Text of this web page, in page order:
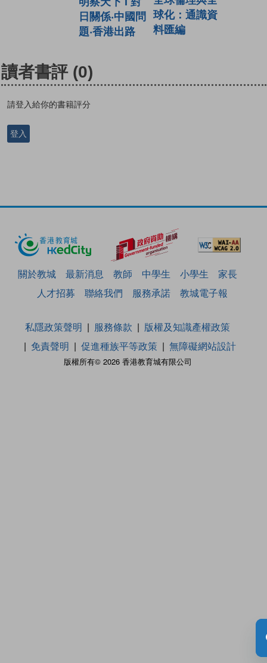
日關係‧中國問
題‧香港出路
球化：通識資
料匯編
讀者書評 (0)
請登入給你的書籍評分
登入
關於教城 最新消息 教師 中學生 小學生
家長
人才招募
聯絡我們 服務承諾 教城電子報
版權所有© 2026 香港教育城有限公司
私隱政策聲明 服務條款
版權及知識產權政策
免責聲明
促進種族平等政策 無障礙網站設計